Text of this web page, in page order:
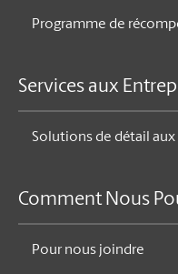
Programme de
Services aux
Solutions de détail
Comment Nous
Pour nous joindre